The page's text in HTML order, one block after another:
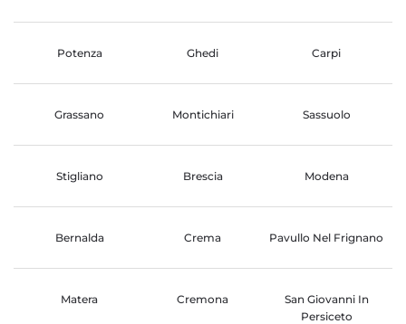
Potenza Ghedi Carpi
Grassano Montichiari Sassuolo
Stigliano Brescia Modena
Bernalda Crema Pavullo Nel Frignano
Matera Cremona
San Giovanni In
Persiceto